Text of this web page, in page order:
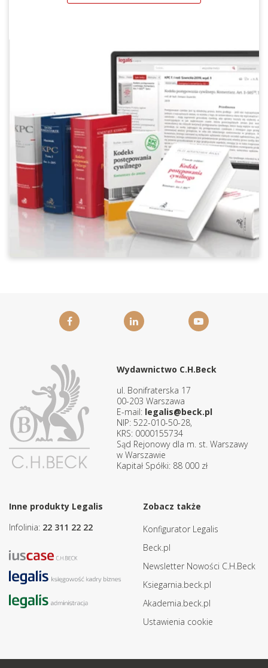
Wydawnictwo C.H.Beck
ul. Bonifraterska 17
00-203 Warszawa
E-mail: legalis@beck.pl
NIP: 522-010-50-28,
KRS: 0000155734
Sąd Rejonowy dla m. st. Warszawy
w Warszawie
Kapitał Spółki: 88 000 zł
Inne produkty Legalis
Infolinia: 22 311 22 22
Zobacz także
Konfigurator Legalis
Beck.pl
Newsletter Nowości C.H.Beck
Ksiegarnia.beck.pl
Akademia.beck.pl
Ustawienia cookie